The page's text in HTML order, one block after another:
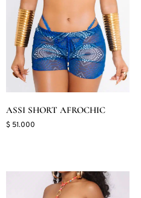
ASSI SHORT AFROCHIC
$ 51.000